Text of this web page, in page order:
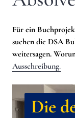
Für ein
suchen die DSA
weitersagen.
Ausschreibung.
Die